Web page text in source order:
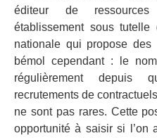
éditeur de
établissement sous tutelle
nationale qui propose des
bémol cependant : le
régulièrement depuis
recrutements de
ne sont pas rares. Cette
opportunité à saisir si l’on